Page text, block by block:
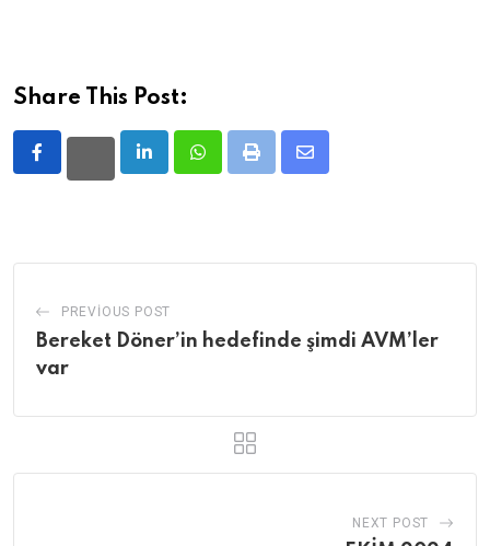
Share This Post:
LinkedInWhatsappPrint
Share
PREVIOUS POST
Bereket Döner’in hedefinde şimdi AVM’ler
var
NEXT POST